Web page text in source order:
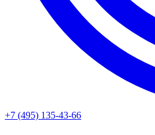
+7 (495) 135-43-66